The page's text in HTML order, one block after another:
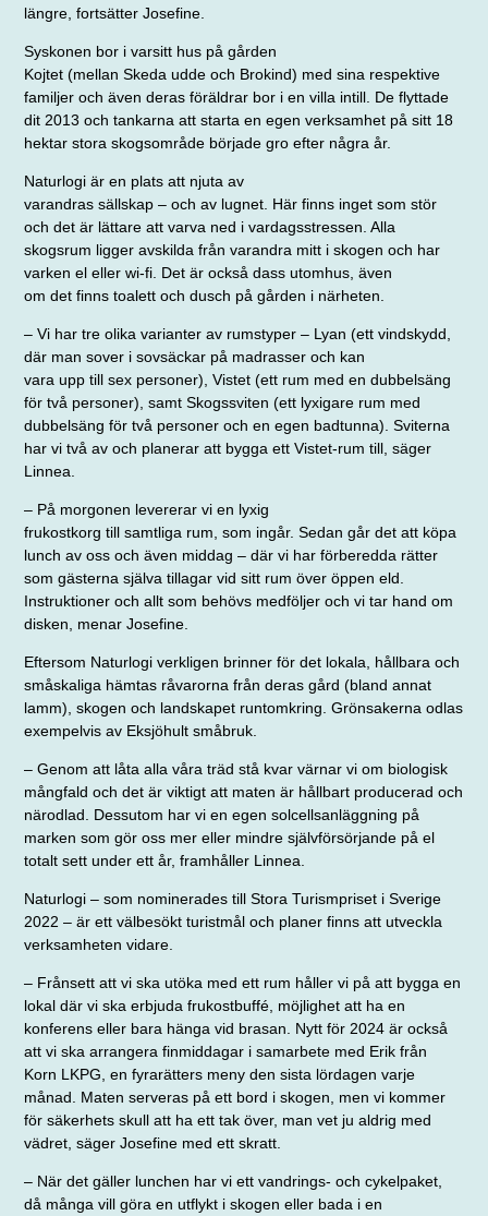
längre, fortsätter Josefine.
Syskonen bor i varsitt hus på gården
Kojtet (mellan Skeda udde och Brokind) med sina respektive
familjer och även deras föräldrar bor i en villa intill. De flyttade
dit 2013 och tankarna att starta en egen verksamhet på sitt 18
hektar stora skogsområde började gro efter några år.
Naturlogi är en plats att njuta av
varandras sällskap – och av lugnet. Härfinns inget som stör
och det är lättare att varva ned i vardagsstressen. Alla
skogsrum ligger avskilda från varandra mitt i skogen och har
varken el eller wi-fi. Det är också dass utomhus, även
om det finns toalett och dusch på gården i närheten.
– Vi har tre olika varianter av rumstyper – Lyan (ett vindskydd,
där man sover i sovsäckar på madrasser och kan
vara upp till sex personer), Vistet (ett rum med en dubbelsäng
för två personer),samt Skogssviten (ett lyxigare rum med
dubbelsäng för två personer och en egen badtunna). Sviterna
har vi två av och planerar att bygga ett Vistet-rum till, säger
Linnea.
– På morgonen levererar vi en lyxig
frukostkorg till samtliga rum, som ingår.Sedan går det att köpa
lunch av oss och även middag – där vi har förberedda rätter
som gästerna själva tillagar vid sitt rum över öppen eld.
Instruktioner och allt som behövs medföljer och vi tar hand om
disken, menar Josefine.
Eftersom Naturlogi verkligen brinner för det lokala, hållbara och
småskaliga hämtas råvarorna från deras gård (bland annat
lamm), skogen och landskapet runtomkring. Grönsakerna odlas
exempelvis av Eksjöhult småbruk.
– Genom att låta alla våra träd stå kvar värnar vi om biologisk
mångfald och det är viktigt att maten är hållbart producerad och
närodlad. Dessutom har vi en egen solcellsanläggning på
marken som gör oss mer eller mindre självförsörjande på el
totalt sett under ett år, framhåller Linnea.
Naturlogi – som nominerades till Stora Turismpriset i Sverige
2022 – är ett välbesökt turistmål och planer finns att utveckla
verksamheten vidare.
– Frånsett att vi ska utöka med ett rum håller vi på att bygga en
lokal där vi ska erbjuda frukostbuffé, möjlighet att ha en
konferens eller bara hänga vid brasan. Nytt för 2024 är också
att vi ska arrangera finmiddagar i samarbete med Erik från
Korn LKPG, en fyrarätters meny den sista lördagen varje
månad. Maten serveras på ett bord i skogen, men vi kommer
för säkerhets skull att ha ett tak över, man vet ju aldrig med
vädret, säger Josefine med ett skratt.
– När det gäller lunchen har vi ett vandrings- och cykelpaket,
då många vill göra en utflykt i skogen eller bada i en